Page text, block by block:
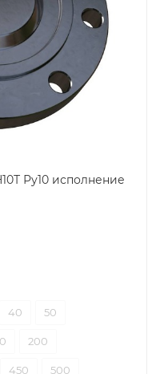
Ру10 исполнение
40 50
200
450 500